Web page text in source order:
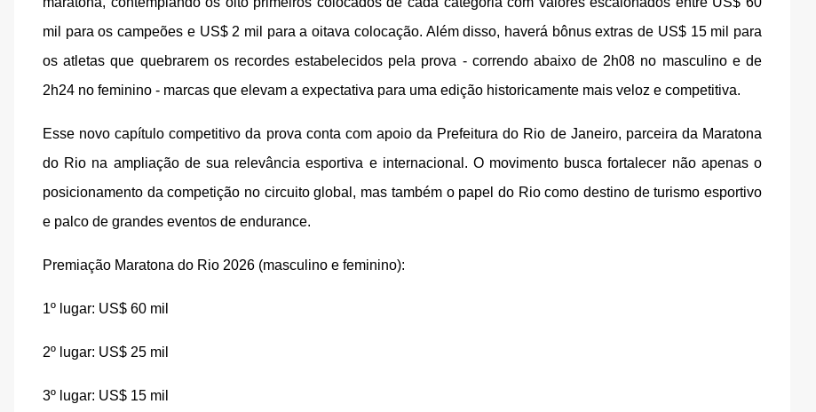
mil para os campeões e US$ 2 mil para a oitava colocação. Além disso, haverá bônus extras de US$ 15 mil para
os atletas que quebrarem os recordes estabelecidos pela prova - correndo abaixo de 2h08 no masculino e de
2h24 no feminino - marcas que elevam a expectativa para uma edição historicamente mais veloz e competitiva.
Esse novo capítulo competitivo da prova conta com apoio da Prefeitura do Rio de Janeiro, parceira da Maratona
do Rio na ampliação de sua relevância esportiva e internacional. O movimento busca fortalecer não apenas o
posicionamento da competição no circuito global, mas também o papel do Rio como destino de turismo esportivo
e palco de grandes eventos de endurance.
Premiação Maratona do Rio 2026 (masculino e feminino):
1º lugar: US$ 60 mil
2º lugar: US$ 25 mil
3º lugar: US$ 15 mil